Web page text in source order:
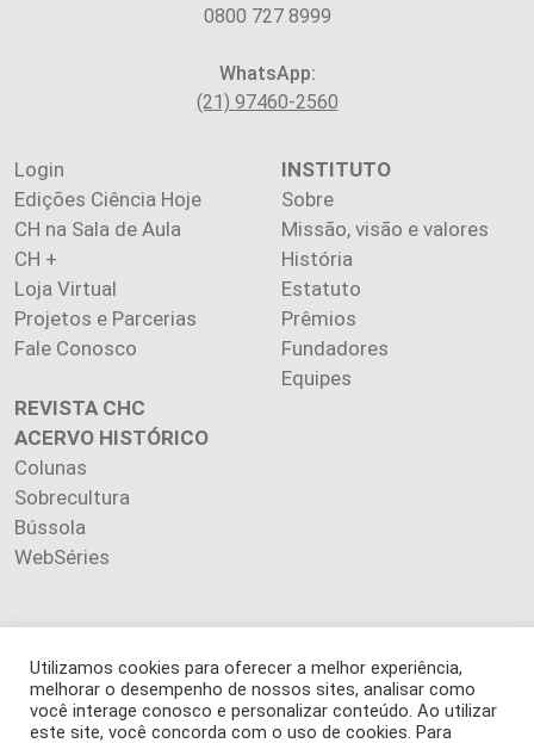
0800 727 8999
WhatsApp:
(21) 97460-2560
Login
Edições Ciência Hoje
CH na Sala de Aula
CH +
Loja Virtual
Projetos e Parcerias
Fale Conosco
INSTITUTO
Sobre
Missão, visão e valores
História
Estatuto
Prêmios
Fundadores
Equipes
REVISTA CHC
ACERVO HISTÓRICO
Colunas
Sobrecultura
Bússola
WebSéries
Copyright 2026 INSTITUTO CIÊNCIA HOJE. Todos os direitos
reservados.
Os artigos publicados na revista refletem exclusivamente a
Utilizamos cookies para oferecer a melhor experiência,
melhorar o desempenho de nossos sites, analisar como
você interage conosco e personalizar conteúdo. Ao utilizar
este site, você concorda com o uso de cookies. Para